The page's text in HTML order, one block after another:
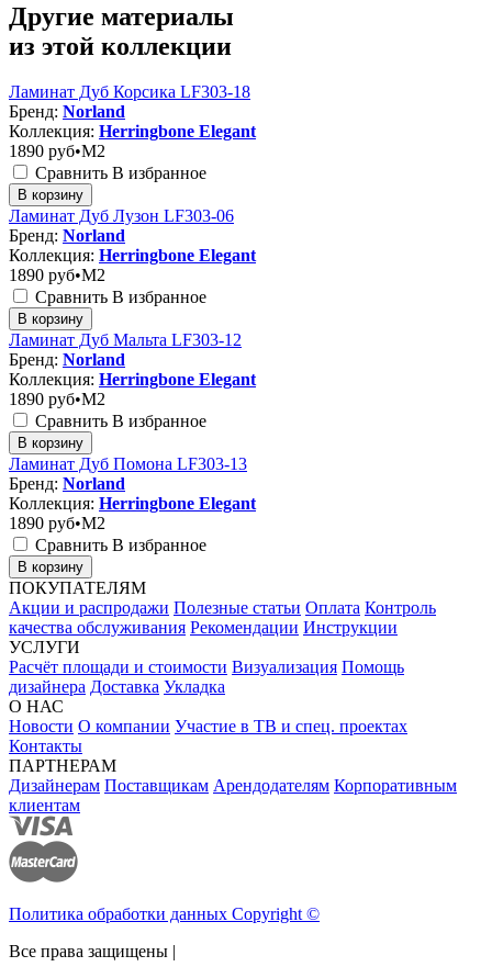
Другие материалы
из этой коллекции
Ламинат Дуб Корсика LF303-18
Бренд: Norland
Коллекция: Herringbone Elegant
1890 руб•M2
Сравнить В избранное
В корзину
Ламинат Дуб Лузон LF303-06
Бренд: Norland
Коллекция: Herringbone Elegant
1890 руб•M2
Сравнить В избранное
В корзину
Ламинат Дуб Мальта LF303-12
Бренд: Norland
Коллекция: Herringbone Elegant
1890 руб•M2
Сравнить В избранное
В корзину
Ламинат Дуб Помона LF303-13
Бренд: Norland
Коллекция: Herringbone Elegant
1890 руб•M2
Сравнить В избранное
В корзину
ПОКУПАТЕЛЯМ
Акции и распродажи Полезные статьи Оплата Контроль
качества обслуживания Рекомендации Инструкции
УСЛУГИ
Расчёт площади и стоимости Визуализация Помощь
дизайнера Доставка Укладка
О НАС
Новости О компании Участие в ТВ и спец. проектах
Контакты
ПАРТНЕРАМ
Дизайнерам Поставщикам Арендодателям Корпоративным
клиентам
Политика обработки данных Copyright ©
Все права защищены |